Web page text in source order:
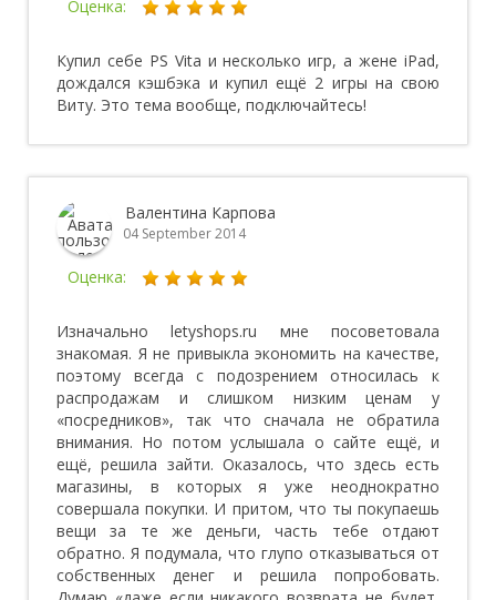
Оценка:
Купил себе PS Vita и несколько игр, а жене iPad,
дождался кэшбэка и купил ещё 2 игры на свою
Виту. Это тема вообще, подключайтесь!
Валентина Карпова
04 September 2014
Оценка:
Изначально letyshops.ru мне посоветовала
знакомая. Я не привыкла экономить на качестве,
поэтому всегда с подозрением относилась к
распродажам и слишком низким ценам у
«посредников», так что сначала не обратила
внимания. Но потом услышала о сайте ещё, и
ещё, решила зайти. Оказалось, что здесь есть
магазины, в которых я уже неоднократно
совершала покупки. И притом, что ты покупаешь
вещи за те же деньги, часть тебе отдают
обратно. Я подумала, что глупо отказываться от
собственных денег и решила попробовать.